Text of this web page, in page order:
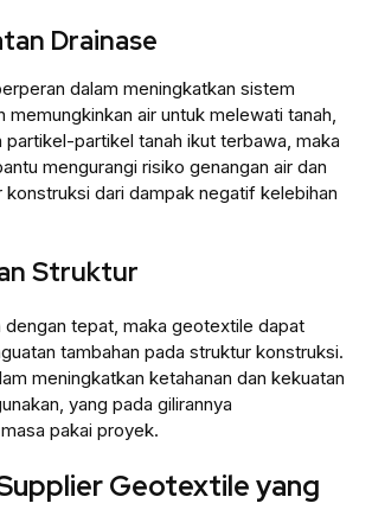
Drainase
dalam meningkatkan sistem
memungkinkan air untuk melewati tanah,
partikel tanah ikut terbawa, maka
mengurangi risiko genangan air dan
dari dampak negatif kelebihan
Struktur
dengan tepat, maka geotextile dapat
tambahan pada struktur konstruksi.
meningkatkan ketahanan dan kekuatan
yang pada gilirannya
pakai proyek.
Geotextile yang